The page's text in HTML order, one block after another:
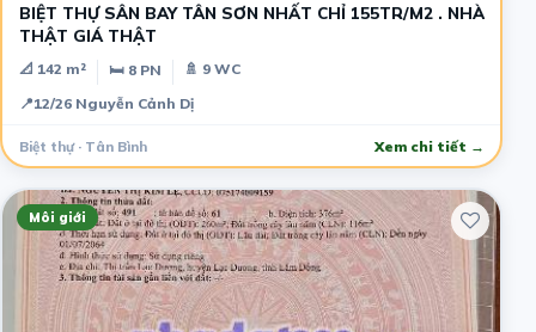
BIỆT THỰ SÂN BAY TÂN SƠN NHẤT CHỈ 155TR/M2 . NHÀ
THẬT GIÁ THẬT
📐 142 m² 🛏 8 PN
🚿 9 WC
📍12/26 Nguyễn Cảnh Dị
Biệt thự · Tân Bình Xem chi tiết →
Môi giới